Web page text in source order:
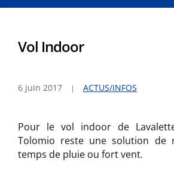
Vol Indoor
6 juin 2017 ACTUS/INFOS
Pour le vol indoor de
Tolomio reste une solution de
temps de pluie ou fort vent.